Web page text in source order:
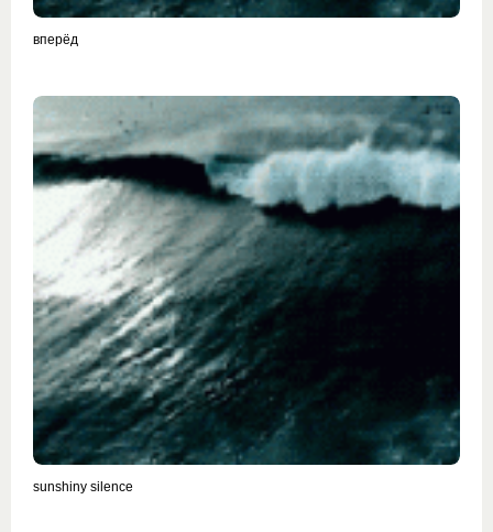
вперёд
sunshiny silence